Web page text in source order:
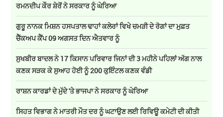
ਰਮਨਦੀਪ ਕੌਰ ਸ਼ੇਰੋਂ ਨੇ ਸਰਕਾਰ ਨੂੰ ਘੇਰਿਆ
ਗੁਰੂ ਨਾਨਕ ਮਿਸ਼ਨ ਹਸਪਤਾਲ ਢਾਹਾਂ ਕਲੇਰਾਂ ਵਿਖੇ ਚਮੜੀ ਦੇ ਰੋਗਾਂ ਦਾ ਮੁਫ਼ਤ
ਚੈੱਕਅਪ ਕੈਂਪ 09 ਅਗਸਤ ਦਿਨ ਐਤਵਾਰ ਨੂੰ
ਸੁਖਬੀਰ ਬਾਦਲ ਨੇ 17 ਕਿਸਾਨ ਪਰਿਵਾਰ ਜਿਨਾਂ ਦੀ 3 ਮਹੀਨੇ ਪਹਿਲਾਂ ਅੱਗ ਨਾਲ
ਕਣਕ ਸੜਕ ਕੇ ਸੁਆਹ ਹੋਈ ਨੂੰ 200 ਕੁਇੰਟਲ ਕਣਕ ਵੰਡੀ
ਰਾਸ਼ਨ ਕਾਰਡਾਂ ਦੇ ਮੁੱਦੇ 'ਤੇ ਭਾਜਪਾ ਨੇ ਸਰਕਾਰ ਨੂੰ ਘੇਰਿਆ
ਸਿਹਤ ਵਿਭਾਗ ਨੇ ਮਾਤਰੀ ਮੌਤ ਦਰ ਨੂੰ ਘਟਾਉਣ ਲਈ ਰਿਵਿਊ ਕਮੇਟੀ ਦੀ ਕੀਤੀ